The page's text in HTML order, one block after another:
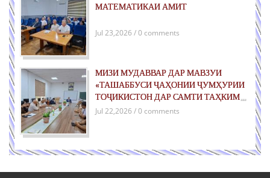
МАТЕМАТИКАИ АМИТ
Jul 23,2026 / 0 comments
МИЗИ МУДАВВАР ДАР МАВЗУИ
«ТАШАББУСИ ҶАҲОНИИ ҶУМҲУРИИ
ТОҶИКИСТОН ДАР САМТИ ТАҲКИМИ
СУЛҲ БАРОИ НАСЛҲОИ ОЯНДА»
Jul 22,2026 / 0 comments